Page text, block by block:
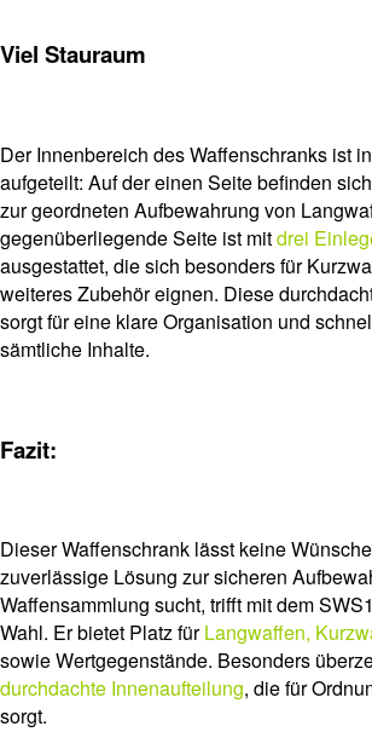
Viel Stauraum
Der Innenbereich des Waffenschranks ist
aufgeteilt: Auf der einen Seite befinden sich
zur geordneten Aufbewahrung von
gegenüberliegende Seite ist mitdrei
ausgestattet, die sich besonders für
weiteres Zubehör eignen. Diese
sorgt für eine klare Organisation und
sämtliche Inhalte.
Fazit:
Dieser Waffenschrank lässt keine
zuverlässige Lösung zur sicheren
Waffensammlung sucht, trifft mit dem
Wahl. Er bietet Platz fürLangwaffen,
sowie Wertgegenstände. Besonders
durchdachte Innenaufteilung, die für
sorgt.